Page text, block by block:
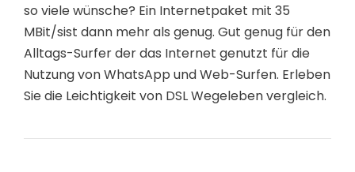
so viele wünsche? Ein Internetpaket mit 35
MBit/sist dann mehr als genug. Gut genug für den
Alltags-Surfer der das Internet genutzt für die
Nutzung von WhatsApp und Web-Surfen. Erleben
Sie die Leichtigkeit von DSL Wegeleben vergleich.